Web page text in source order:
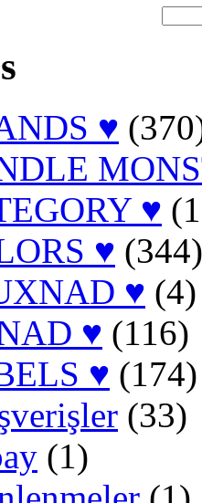
♥
♥
♥ (344)
♥ (4)
♥ (116)
♥ (174)
(33)
(1)